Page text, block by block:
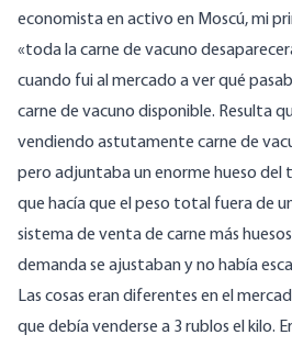
economista en activo en Moscú, mi
«toda la carne de vacuno
cuando fui al mercado a ver qué
carne de vacuno disponible. Resulta
vendiendo astutamente carne de
pero adjuntaba un enorme hueso del
que hacía que el peso total fuera de
sistema de venta de carne más
demanda se ajustaban y no había
Las cosas eran diferentes en el
que debía venderse a 3 rublos el kilo.